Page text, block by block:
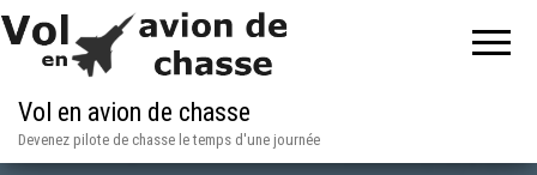
Vol en avion de chasse
Devenez pilote de chasse le temps d'une journée